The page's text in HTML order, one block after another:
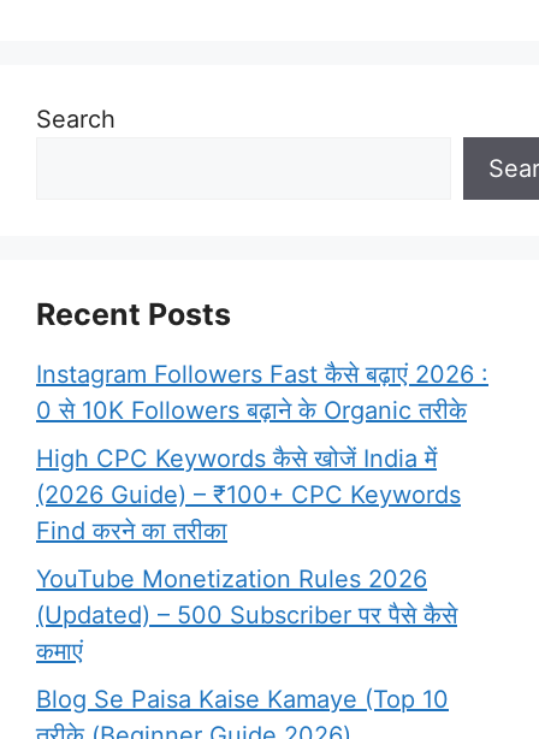
Search
Recent Posts
Instagram Followers Fast कैसे बढ़ाएं 2026 :
0 से 10K Followers बढ़ाने के Organic तरीके
High CPC Keywords कैसे खोजें India में
(2026 Guide) – ₹100+ CPC Keywords
Find करने का तरीका
YouTube Monetization Rules 2026
(Updated) – 500 Subscriber पर पैसे कैसे
कमाएं
Blog Se Paisa Kaise Kamaye (Top 10